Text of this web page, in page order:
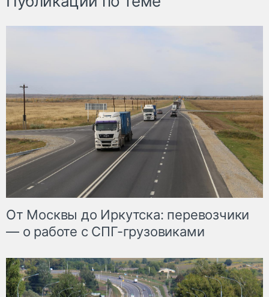
От Москвы до Иркутска: перевозчики
— о работе с СПГ-грузовиками